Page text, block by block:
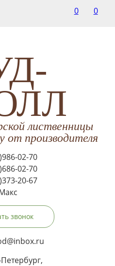
0 0
лиственницы
от производителя
02-70
02-70
20-67
звонок